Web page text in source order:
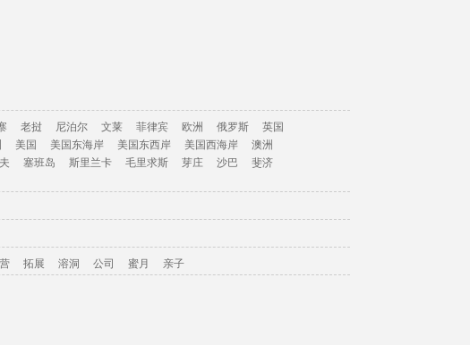
老挝 尼泊尔 文莱 菲律宾 欧洲 俄罗斯
英国
美国 美国东海岸 美国东西岸 美国西海岸
澳洲
塞班岛 斯里兰卡 毛里求斯 芽庄 沙巴
斐济
拓展 溶洞 公司 蜜月 亲子